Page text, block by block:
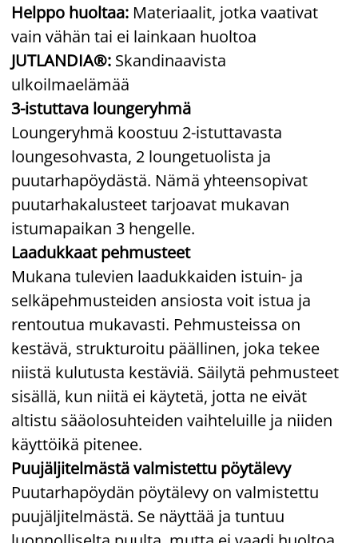
Helppo huoltaa: Materiaalit, jotka vaativat
vain vähän tai ei lainkaan huoltoa
JUTLANDIA®: Skandinaavista
ulkoilmaelämää
3-istuttava loungeryhmä
Loungeryhmä koostuu 2-istuttavasta
loungesohvasta, 2 loungetuolista ja
puutarhapöydästä. Nämä yhteensopivat
puutarhakalusteet tarjoavat mukavan
istumapaikan 3 hengelle.
Laadukkaat pehmusteet
Mukana tulevien laadukkaiden istuin- ja
selkäpehmusteiden ansiosta voit istua ja
rentoutua mukavasti. Pehmusteissa on
kestävä, strukturoitu päällinen, joka tekee
niistä kulutusta kestäviä. Säilytä pehmusteet
sisällä, kun niitä ei käytetä, jotta ne eivät
altistu sääolosuhteiden vaihteluille ja niiden
käyttöikä pitenee.
Puujäljitelmästä valmistettu pöytälevy
Puutarhapöydän pöytälevy on valmistettu
puujäljitelmästä. Se näyttää ja tuntuu